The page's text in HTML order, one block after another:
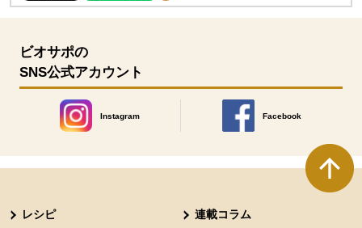
ビオサポの
SNS公式アカウント
Instagram
別のウィンドウで開きます。
Facebook
別のウィンドウで開きます
レシピ 連載コラム